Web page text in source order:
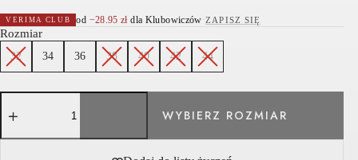
VERIMA CLUB od −28.95złdla Klubowiczów·ZAPISZ SIĘ
Rozmiar
32 34 36 38 40 42 44
ilość
SPODNIE
FAWN
BŁYSZCZĄCE